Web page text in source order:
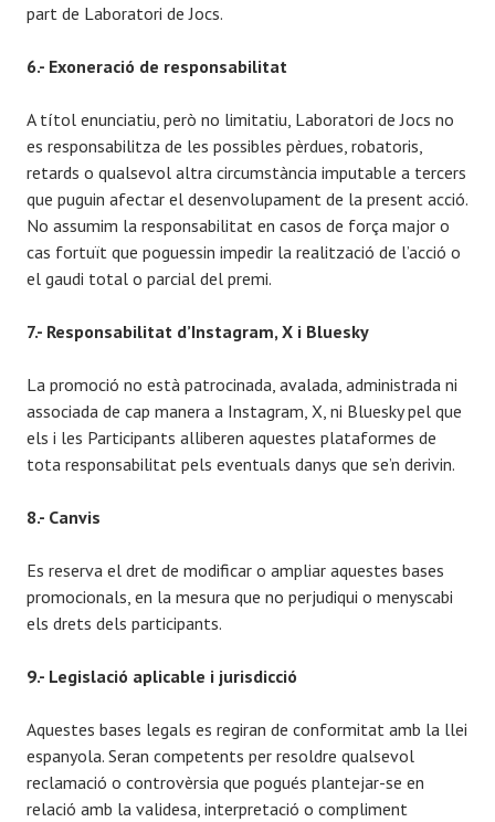
part de Laboratori de Jocs.
6.- Exoneració de responsabilitat
A títol enunciatiu, però no limitatiu, Laboratori de Jocs no
es responsabilitza de les possibles pèrdues, robatoris,
retards o qualsevol altra circumstància imputable a tercers
que puguin afectar el desenvolupament de la present acció.
No assumim la responsabilitat en casos de força major o
cas fortuït que poguessin impedir la realització de l’acció o
el gaudi total o parcial del premi.
7.- Responsabilitat d’Instagram, X i Bluesky
La promoció no està patrocinada, avalada, administrada ni
associada de cap manera a Instagram, X, ni Bluesky pel que
els i les Participants alliberen aquestes plataformes de
tota responsabilitat pels eventuals danys que se’n derivin.
8.- Canvis
Es reserva el dret de modificar o ampliar aquestes bases
promocionals, en la mesura que no perjudiqui o menyscabi
els drets dels participants.
9.- Legislació aplicable i jurisdicció
Aquestes bases legals es regiran de conformitat amb la llei
espanyola. Seran competents per resoldre qualsevol
reclamació o controvèrsia que pogués plantejar-se en
relació amb la validesa, interpretació o compliment